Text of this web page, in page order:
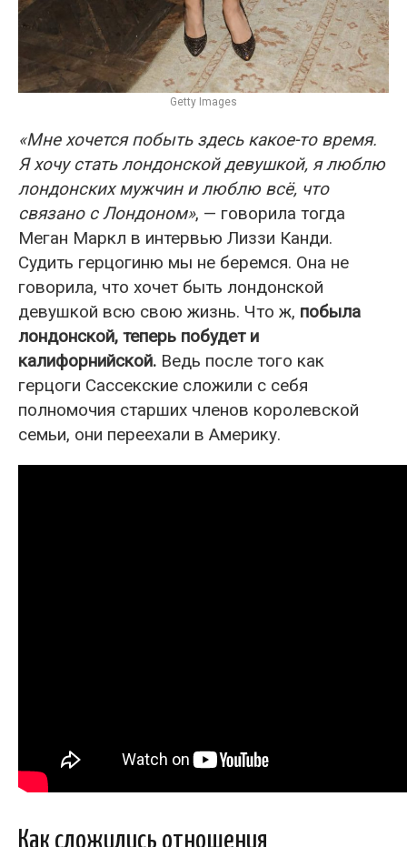
Getty Images
«Мне хочется побыть здесь какое-то время.
Я хочу стать лондонской девушкой, я люблю
лондонских мужчин и люблю всё, что
связано с Лондоном», — говорила тогда
Меган Маркл в интервью Лиззи Канди.
Судить герцогиню мы не беремся. Она не
говорила, что хочет быть лондонской
девушкой всю свою жизнь. Что ж, побыла
лондонской, теперь побудет и
калифорнийской. Ведь после того как
герцоги Сассекские сложили с себя
полномочия старших членов королевской
семьи, они переехали в Америку.
Как сложились отношения